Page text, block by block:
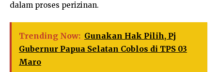
dalam proses perizinan.
Trending Now: Gunakan Hak Pilih, Pj
Gubernur Papua Selatan Coblos di TPS 03
Maro